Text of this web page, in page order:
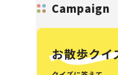
Campaign